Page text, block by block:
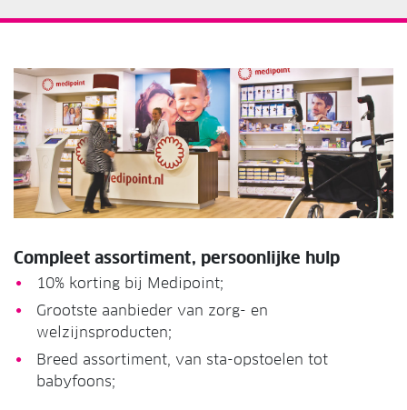
Compleet assortiment, persoonlijke hulp
10% korting bij Medipoint;
Grootste aanbieder van zorg- en
welzijnsproducten;
Breed assortiment, van sta-opstoelen tot
babyfoons;